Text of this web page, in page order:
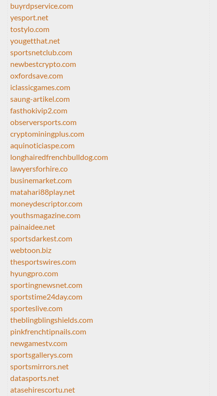
buyrdpservice.com
yesport.net
tostylo.com
yougetthat.net
sportsnetclub.com
newbestcrypto.com
oxfordsave.com
iclassicgames.com
saung-artikel.com
fasthokivip2.com
observersports.com
cryptominingplus.com
aquinoticiaspe.com
longhairedfrenchbulldog.com
lawyersforhire.co
businemarket.com
matahari88play.net
moneydescriptor.com
youthsmagazine.com
painaidee.net
sportsdarkest.com
webtoon.biz
thesportswires.com
hyungpro.com
sportingnewsnet.com
sportstime24day.com
sporteslive.com
theblingblingshields.com
pinkfrenchtipnails.com
newgamestv.com
sportsgallerys.com
sportsmirrors.net
datasports.net
atasehirescortu.net